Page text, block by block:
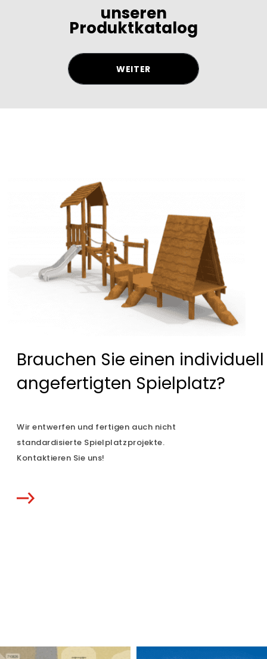
unseren
Produktkatalog
WEITER
Brauchen Sie einen individuell
angefertigten Spielplatz?
Wir entwerfen und fertigen auch nicht
standardisierte Spielplatzprojekte.
Kontaktieren Sie uns!